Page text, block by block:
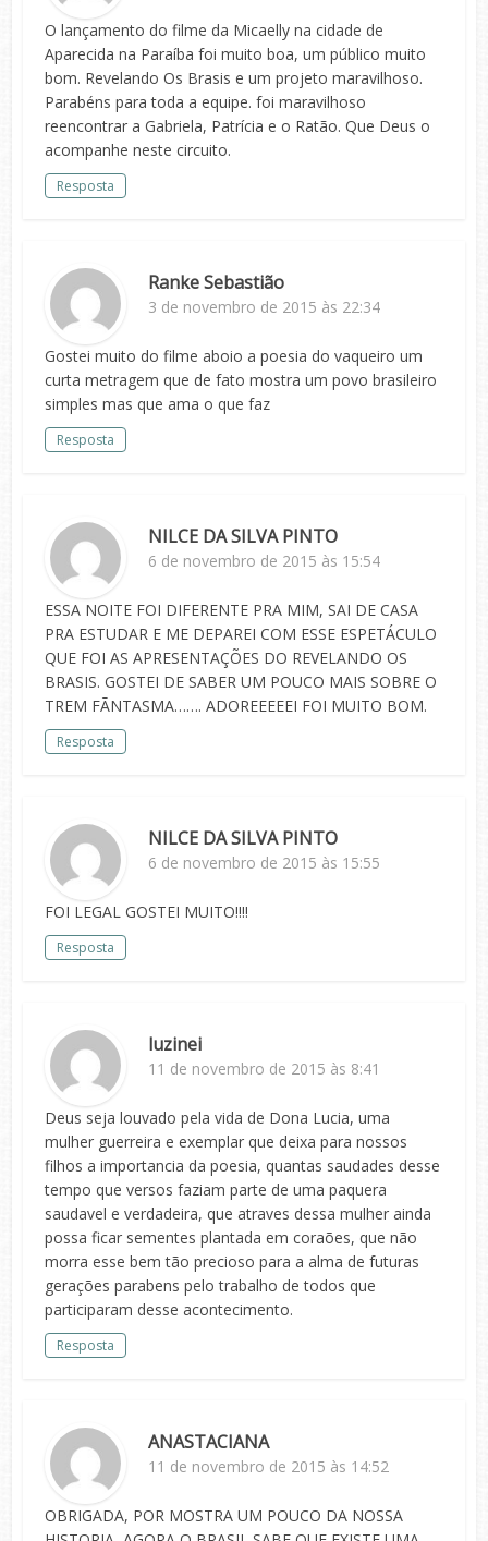
O lançamento do filme da Micaelly na cidade de
Aparecida na Paraíba foi muito boa, um público muito
bom. Revelando Os Brasis e um projeto maravilhoso.
Parabéns para toda a equipe. foi maravilhoso
reencontrar a Gabriela, Patrícia e o Ratão. Que Deus o
acompanhe neste circuito.
Resposta
Ranke Sebastião
3 de novembro de 2015 às 22:34
Gostei muito do filme aboio a poesia do vaqueiro um
curta metragem que de fato mostra um povo brasileiro
simples mas que ama o que faz
Resposta
NILCE DA SILVA PINTO
6 de novembro de 2015 às 15:54
ESSA NOITE FOI DIFERENTE PRA MIM, SAI DE CASA
PRA ESTUDAR E ME DEPAREI COM ESSE ESPETÁCULO
QUE FOI AS APRESENTAÇÕES DO REVELANDO OS
BRASIS. GOSTEI DE SABER UM POUCO MAIS SOBRE O
TREM FÃNTASMA……. ADOREEEEEI FOI MUITO BOM.
Resposta
NILCE DA SILVA PINTO
6 de novembro de 2015 às 15:55
FOI LEGAL GOSTEI MUITO!!!!
Resposta
luzinei
11 de novembro de 2015 às 8:41
Deus seja louvado pela vida de Dona Lucia, uma
mulher guerreira e exemplar que deixa para nossos
filhos a importancia da poesia, quantas saudades desse
tempo que versos faziam parte de uma paquera
saudavel e verdadeira, que atraves dessa mulher ainda
possa ficar sementes plantada em coraões, que não
morra esse bem tão precioso para a alma de futuras
gerações parabens pelo trabalho de todos que
participaram desse acontecimento.
Resposta
ANASTACIANA
11 de novembro de 2015 às 14:52
OBRIGADA, POR MOSTRA UM POUCO DA NOSSA